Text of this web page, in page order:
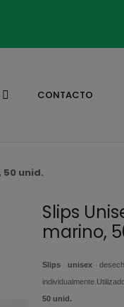
CONTACTO
unid.
Slips
marino,
Slips unisex
50 unid.